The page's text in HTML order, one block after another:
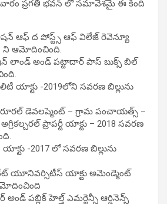
ప్రగతి భవన్ లో సమావేశమై ఈ కింది
ఆఫ్ ద పోస్ట్స్ ఆఫ్ విలేజ్ రెవెన్యూ
ని ఆమోదించింది.
లాండ్ అండ్ పట్టాదార్ పాస్ బుక్స్ బిల్
యాక్టు -2019లోని సవరణ బిల్లును
డెవలప్మెంట్ – గ్రామ పంచాయత్స్ –
ప్రాపర్టీ యాక్టు – 2018 సవరణ
-2017 లో సవరణ బిల్లును
యూనివర్సిటీస్ యాక్టు అమెండ్మెంట్
పబ్లిక్ హెల్త్ ఎమర్జెన్సీ ఆర్డినెన్స్